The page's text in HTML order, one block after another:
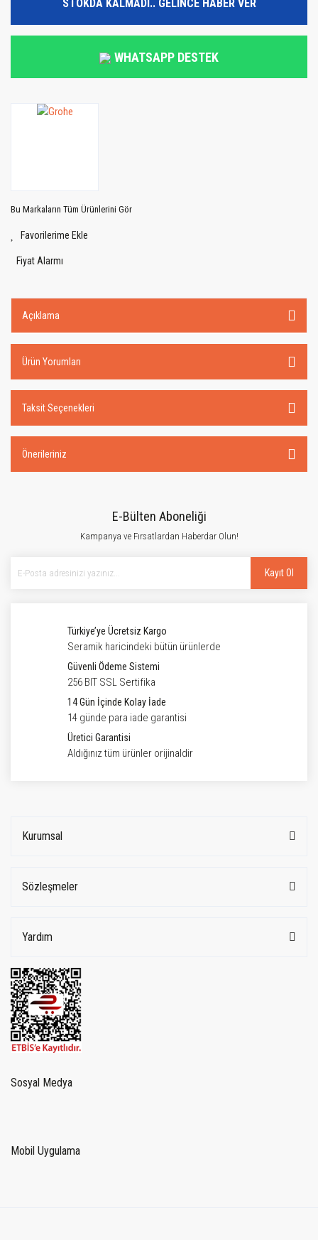
STOKDA KALMADI.. GELİNCE HABER VER
WHATSAPP DESTEK
Bu Markaların Tüm Ürünlerini Gör
Fiyat Alarmı
Açıklama
Ürün Yorumları
Taksit Seçenekleri
Önerileriniz
E-Bülten Aboneliği
Kampanya ve Fırsatlardan Haberdar Olun!
Kayıt Ol
Türkiye’ye Ücretsiz Kargo
Seramik haricindeki bütün ürünlerde
Güvenli Ödeme Sistemi
256 BIT SSL Sertifika
14 Gün İçinde Kolay İade
14 günde para iade garantisi
Üretici Garantisi
Aldığınız tüm ürünler orijinaldir
Kurumsal
Sözleşmeler
Yardım
Sosyal Medya
Mobil Uygulama